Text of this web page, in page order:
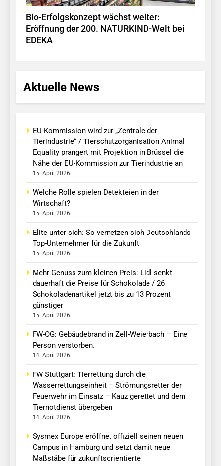
Bio-Erfolgskonzept wächst weiter:
Eröffnung der 200. NATURKIND-Welt bei
EDEKA
Aktuelle News
EU-Kommission wird zur „Zentrale der
Tierindustrie“ / Tierschutzorganisation Animal
Equality prangert mit Projektion in Brüssel die
Nähe der EU-Kommission zur Tierindustrie an
15. April 2026
Welche Rolle spielen Detekteien in der
Wirtschaft?
15. April 2026
Elite unter sich: So vernetzen sich Deutschlands
Top-Unternehmer für die Zukunft
15. April 2026
Mehr Genuss zum kleinen Preis: Lidl senkt
dauerhaft die Preise für Schokolade / 26
Schokoladenartikel jetzt bis zu 13 Prozent
günstiger
15. April 2026
FW-OG: Gebäudebrand in Zell-Weierbach – Eine
Person verstorben.
14. April 2026
FW Stuttgart: Tierrettung durch die
Wasserrettungseinheit – Strömungsretter der
Feuerwehr im Einsatz – Kauz gerettet und dem
Tiernotdienst übergeben
14. April 2026
Sysmex Europe eröffnet offiziell seinen neuen
Campus in Hamburg und setzt damit neue
Maßstäbe für zukunftsorientierte